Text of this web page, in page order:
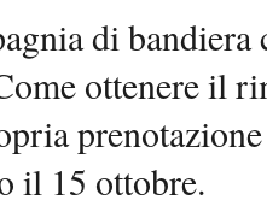
di bandiera
ottenere il
il 15 ottobre.